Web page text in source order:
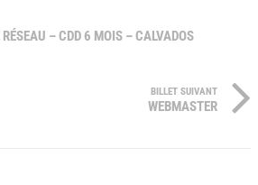
– CDD 6 MOIS – CALVADOS
BILLET SUIVANT
WEBMASTER